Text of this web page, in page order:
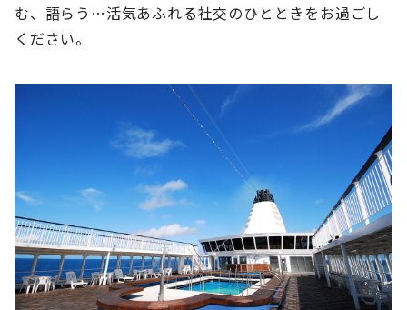
む、語らう…活気あふれる社交のひとときをお過ごし
ください。